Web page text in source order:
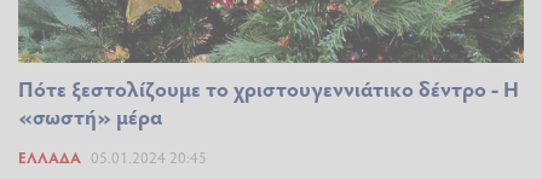
Πότε ξεστολίζουμε το χριστουγεννιάτικο δέντρο - Η
«σωστή» μέρα
ΕΛΛΆΔΑ 05.01.2024 20:45